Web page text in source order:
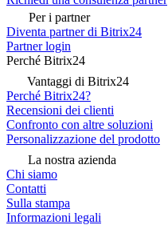
Per i partner
Diventa partner di Bitrix24
Partner login
Perché Bitrix24
Vantaggi di Bitrix24
Perché Bitrix24?
Recensioni dei clienti
Confronto con altre soluzioni
Personalizzazione del prodotto
La nostra azienda
Chi siamo
Contatti
Sulla stampa
Informazioni legali